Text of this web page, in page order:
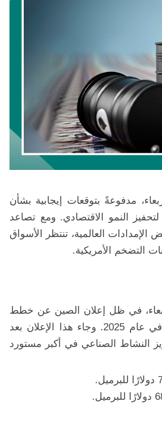
مدفوعةً بتوقعات إيجابية بشأن
النمو الاقتصادي. ومع تصاعد
العالمية، تنتظر الأسواق
التضخم الأمريكية.
في ظل إعلان الصين عن خطط
لتبني سياسة نقدية "ميسرة بشكل مناسب" لدعم النمو الاقتصادي في عام 2025. وجاء هذا الإعلان بعد
النشاط الصناعي في أكبر مستورد